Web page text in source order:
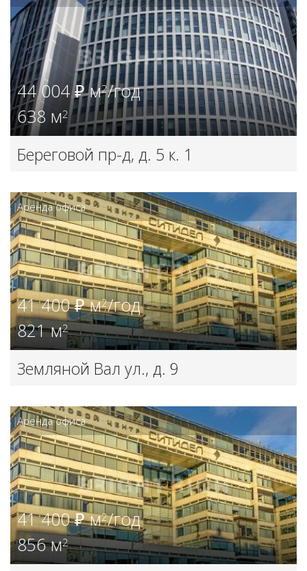
44 004 ₽ м2/год
638 м2
Береговой пр-д, д. 5 к. 1
Аренда офиса
41 400 ₽ м2/год
821 м2
Земляной Вал ул., д. 9
Аренда офиса
41 400 ₽ м2/год
856 м2